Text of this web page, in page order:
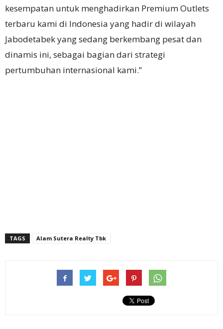
kesempatan untuk menghadirkan Premium Outlets
terbaru kami di Indonesia yang hadir di wilayah
Jabodetabek yang sedang berkembang pesat dan
dinamis ini, sebagai bagian dari strategi
pertumbuhan internasional kami.”
TAGS Alam Sutera Realty Tbk